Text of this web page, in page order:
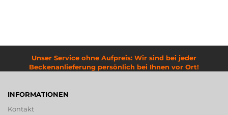
Unser Service ohne Aufpreis: Wir sind bei jeder
Beckenanlieferung persönlich bei Ihnen vor Ort!
INFORMATIONEN
Kontakt